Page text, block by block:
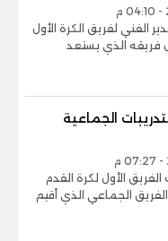
الفني لفريق الكرة الأول
فريقه الذي يستعد
الجماعية
الأول لكرة القدم
الجماعي الذي أقيم